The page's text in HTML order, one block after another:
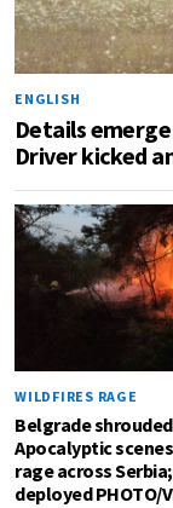
ENGLISH
Details
Driver kicked
WILDFIRES RAGE
Belgrade
Apocalyptic
rage across
deployed PHOTO/